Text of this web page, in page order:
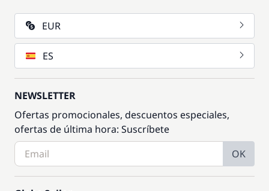
EUR
ES
NEWSLETTER
Ofertas promocionales, descuentos especiales,
ofertas de última hora: Suscríbete
OK